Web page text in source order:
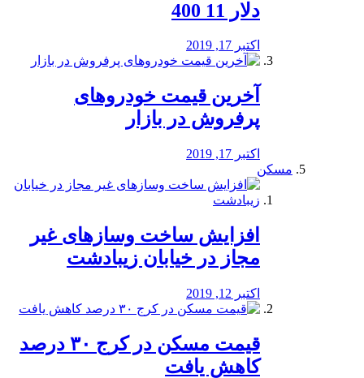
دلار 11 400
اکتبر 17, 2019
آخرین قیمت خودرو‌های
پرفروش در بازار
اکتبر 17, 2019
مسکن
افزایش ساخت وسازهای غیر
مجاز در خیابان زیبادشت
اکتبر 12, 2019
️قیمت مسکن در کرج ۳۰ درصد
کاهش یافت